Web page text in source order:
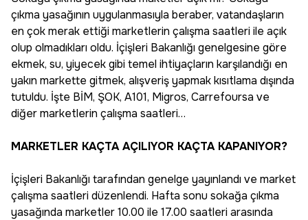
çıkma yasağının uygulanmasıyla beraber, vatandaşların
en çok merak ettiği marketlerin çalışma saatleri ile açık
olup olmadıkları oldu. İçişleri Bakanlığı genelgesine göre
ekmek, su, yiyecek gibi temel ihtiyaçların karşılandığı en
yakın markette gitmek, alışveriş yapmak kısıtlama dışında
tutuldu. İşte BİM, ŞOK, A101, Migros, Carrefoursa ve
diğer marketlerin çalışma saatleri…
MARKETLER KAÇTA AÇILIYOR KAÇTA KAPANIYOR?
İçişleri Bakanlığı tarafından genelge yayınlandı ve market
çalışma saatleri düzenlendi. Hafta sonu sokağa çıkma
yasağında marketler 10.00 ile 17.00 saatleri arasında